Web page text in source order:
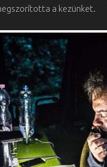
a kezünket.